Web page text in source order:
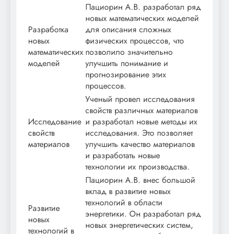
Разработка
новых
математических
моделей
Пациорин А.В. разработал ряд
новых математических моделей
для описания сложных
физических процессов, что
позволило значительно
улучшить понимание и
прогнозирование этих
процессов.
Исследование
свойств
материалов
Ученый провел исследования
свойств различных материалов
и разработал новые методы их
исследования. Это позволяет
улучшить качество материалов
и разработать новые
технологии их производства.
Развитие
новых
технологий в
Пациорин А.В. внес большой
вклад в развитие новых
технологий в области
энергетики. Он разработал ряд
новых энергетических систем,